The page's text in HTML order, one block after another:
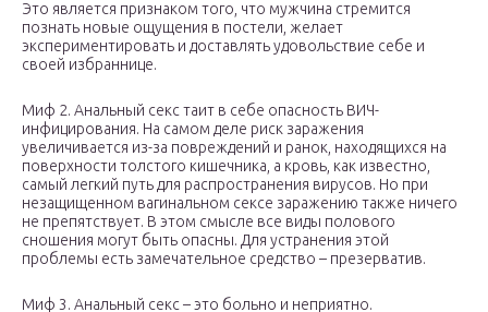
Это является признаком того, что мужчина стремится
познать новые ощущения в постели, желает
экспериментировать и доставлять удовольствие себе и
своей избраннице.
Миф 2. Анальный секс таит в себе опасность ВИЧ-
инфицирования. На самом деле риск заражения
увеличивается из-за повреждений и ранок, находящихся на
поверхности толстого кишечника, а кровь, как известно,
самый легкий путь для распространения вирусов. Но при
незащищенном вагинальном сексе заражению также ничего
не препятствует. В этом смысле все виды полового
сношения могут быть опасны. Для устранения этой
проблемы есть замечательное средство – презерватив.
Миф 3. Анальный секс – это больно и неприятно.